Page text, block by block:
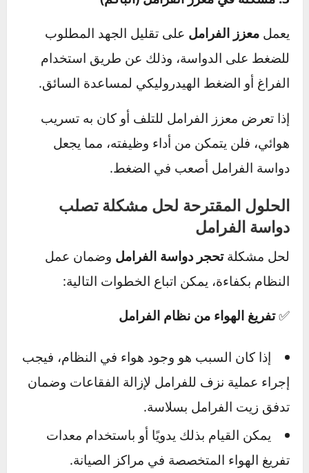
إذا كانت هناك رواسب أو انسدادات في الأنابيب،
فقد يؤدي ذلك إلى تدفق غير منتظم للزيت، مما
يجعل دواسة الفرامل صلبة وصعبة الاستخدام.
يعملمعزز الفراملعلى تقليل الجهد المطلوب
الفراغ أو الضغط الهيدروليكي لمساعدة السائق.
إذا تعرض معزز الفرامل للتلف أو كان به تسريب
هوائي، فلن يتمكن من أداء وظيفته، مما يجعل
دواسة الفرامل أصعب في الضغط.
الحلول المقترحة لحل مشكلة تصلب
دواسة الفرامل
لحل مشكلة تحجر دواسة الفرامل
النظام بكفاءة، يمكن اتباع الخطوات التالية:
✅تفريغ الهواء من نظام الفرامل